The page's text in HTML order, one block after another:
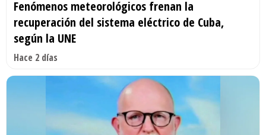
Fenómenos meteorológicos frenan la
recuperación del sistema eléctrico de Cuba,
según la UNE
Hace 2 días